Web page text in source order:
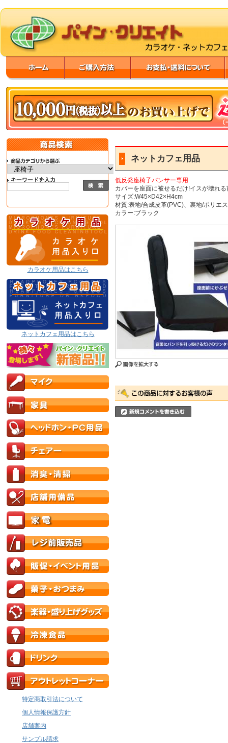
カラオケ用品はこちら
ネットカフェ用品はこちら
特定商取引法について
個人情報保護方針
店舗案内
サンプル請求
ネットカフェ用品
低反発座椅子パンサー専用
カバーを座面に被せるだけ!イスが壊れ
サイズ:W45×D42×H4cm
材質:表地/合成皮革(PVC)、裏地/ポリエ
カラー:ブラック